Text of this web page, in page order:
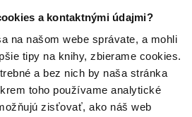
a kontaktnými údajmi?
na našom webe správate, a mohli
tipy na knihy, zbierame cookies.
a bez nich by naša stránka
toho používame analytické
zisťovať, ako náš web
Mikuláš (Martinus)